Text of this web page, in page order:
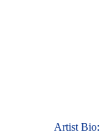
Artist Bio: